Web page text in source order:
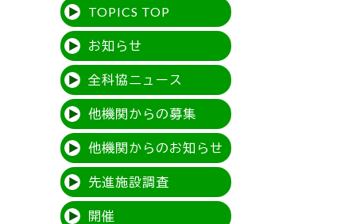
TOPICS TOP
お知らせ
全科協ニュース
他機関からの募集
他機関からのお知らせ
先進施設調査
開催